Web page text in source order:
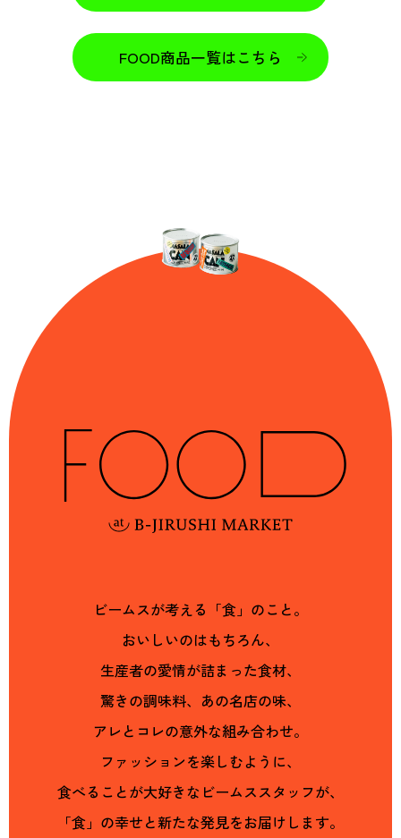
FOOD商品一覧はこちら
ビームスが考える「食」のこと。
おいしいのはもちろん、
生産者の愛情が詰まった食材、
驚きの調味料、あの名店の味、
アレとコレの意外な組み合わせ。
ファッションを楽しむように、
食べることが大好きなビームススタッフが、
「食」の幸せと新たな発見をお届けします。